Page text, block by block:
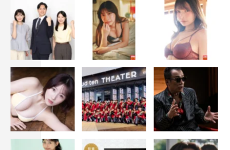
4月8日（水）スタート
毎週水曜 後11・30～
とちテレ
4月9日（木）スタート
毎週木曜 後10・25～
群馬テレビ
4月9日（木）スタート
毎週木曜 後11・30～ ほか